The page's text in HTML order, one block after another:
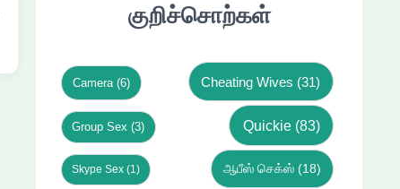
குறிச்சொற்கள்
Camera (6) Cheating Wives (31)
Group Sex (3) Quickie(83)
Skype Sex(1) ஆபீஸ் செக்ஸ்(18)